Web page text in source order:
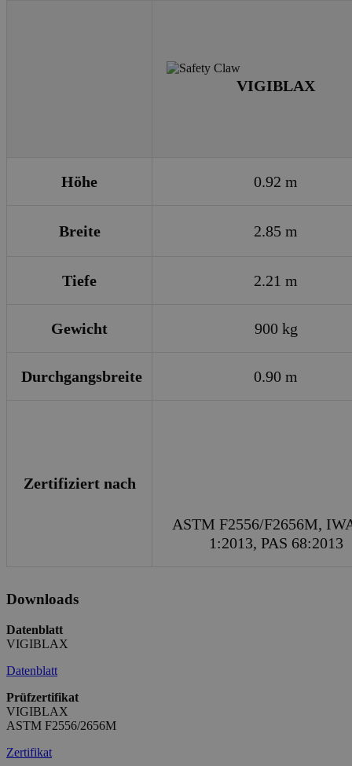
VIGIBLAX
Höhe 0.92 m
Breite 2.85 m
Tiefe 2.21 m
Gewicht 900 kg
Durchgangsbreite 0.90 m
Zertifiziert nach
ASTM F2556/F2656M,
1:2013, PAS 68:2013
Downloads
Datenblatt
VIGIBLAX
Datenblatt
Prüfzertifikat
VIGIBLAX
ASTM F2556/2656M
Zertifikat